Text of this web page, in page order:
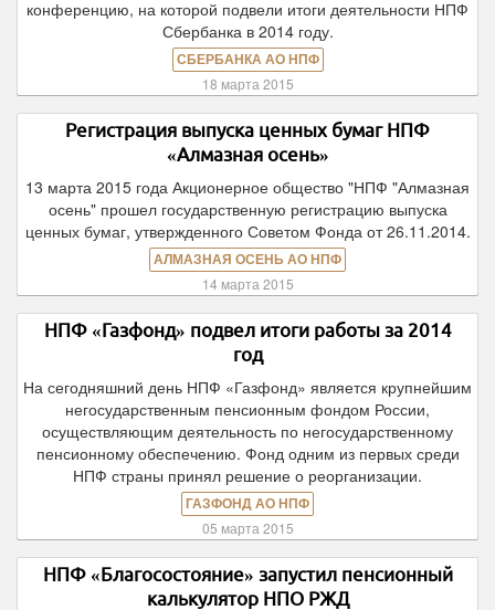
конференцию, на которой подвели итоги деятельности НПФ
Сбербанка в 2014 году.
СБЕРБАНКА АО НПФ
18 марта 2015
Регистрация выпуска ценных бумаг НПФ
«Алмазная осень»
13 марта 2015 года Акционерное общество "НПФ "Алмазная
осень" прошел государственную регистрацию выпуска
ценных бумаг, утвержденного Советом Фонда от 26.11.2014.
АЛМАЗНАЯ ОСЕНЬ АО НПФ
14 марта 2015
НПФ «Газфонд» подвел итоги работы за 2014
год
На сегодняшний день НПФ «Газфонд» является крупнейшим
негосударственным пенсионным фондом России,
осуществляющим деятельность по негосударственному
пенсионному обеспечению. Фонд одним из первых среди
НПФ страны принял решение о реорганизации.
ГАЗФОНД АО НПФ
05 марта 2015
НПФ «Благосостояние» запустил пенсионный
калькулятор НПО РЖД